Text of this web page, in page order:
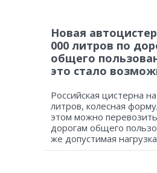
Новая
000 литров по
общего
это стало
Российская цистерна
литров, колесная
этом можно
дорогам общего
же допустимая